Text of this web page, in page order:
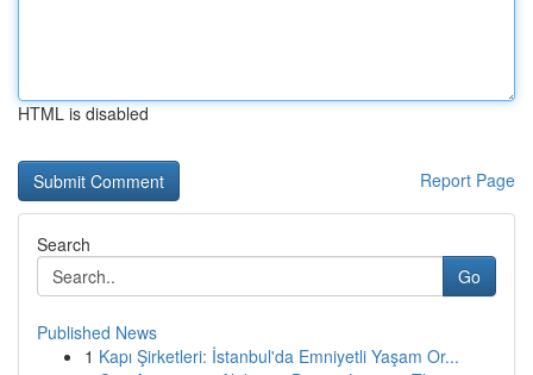
HTML is disabled
Report Page
Search
Go
Published News
1 Kapı Şirketleri: İstanbul'da Emniyetli Yaşam Or...